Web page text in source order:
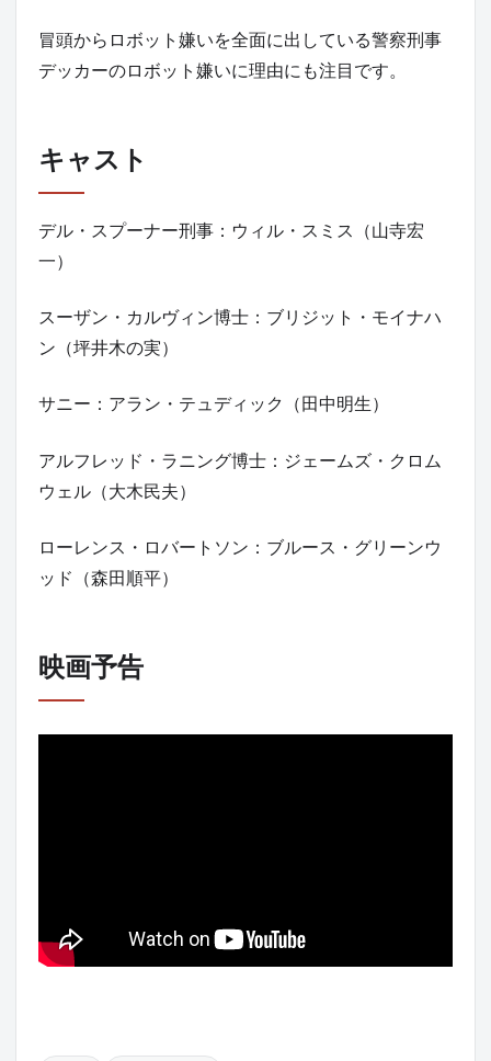
冒頭からロボット嫌いを全面に出している警察刑事
デッカーのロボット嫌いに理由にも注目です。
キャスト
デル・スプーナー刑事：ウィル・スミス（山寺宏
一）
スーザン・カルヴィン博士：ブリジット・モイナハ
ン（坪井木の実）
サニー：アラン・テュディック（田中明生）
アルフレッド・ラニング博士：ジェームズ・クロム
ウェル（大木民夫）
ローレンス・ロバートソン：ブルース・グリーンウ
ッド（森田順平）
映画予告